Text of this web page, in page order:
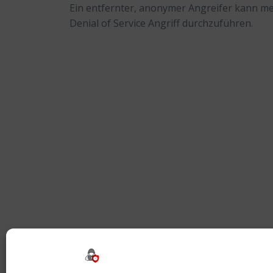
Ein entfernter, anonymer Angreifer kann
Denial of Service Angriff durchzuführen.